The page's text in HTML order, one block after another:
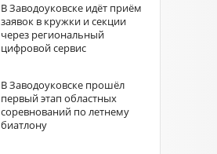
В Заводоуковске идёт приём
заявок в кружки и секции
через региональный
цифровой сервис
В Заводоуковске прошёл
первый этап областных
соревнований по летнему
биатлону